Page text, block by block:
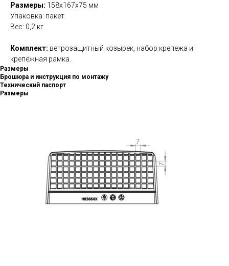
Размеры: 158х167х75 мм
Упаковка: пакет.
Вес: 0,2 кг
Комплект: ветрозащитный козырек, набор крепежа и
крепёжная рамка.
Размеры
Брошюра и инструкция по монтажу
Технический паспорт
Размеры